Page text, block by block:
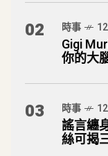
02 時事
Gigi
你的大
03 時事
謠言纏
絲可揭